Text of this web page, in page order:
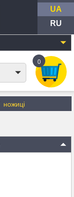
UA
RU
0
ножиці